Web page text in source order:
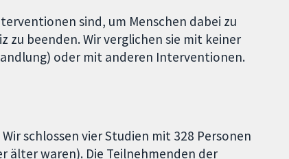
sind, um Menschen dabei zu
zu beenden. Wir verglichen sie mit keiner
oder mit anderen Interventionen.
schlossen vier Studien mit 328 Personen
älter waren). Die Teilnehmenden der